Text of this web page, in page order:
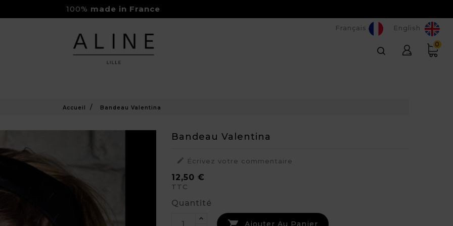
100% made in France
Livraison Gratuite à partir de 150€
0
Français English
Accueil Bandeau Valentina
Bandeau Valentina
 Écrivez votre commentaire
12,50 €
TTC
Quantité
Ajouter Au Panier